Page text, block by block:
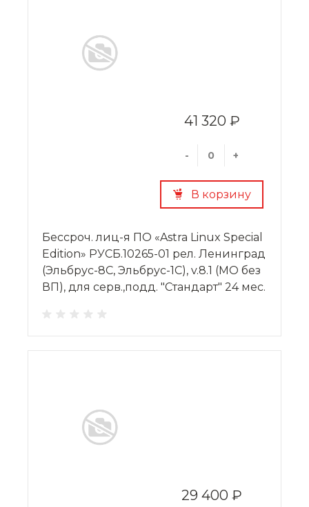
41 320 ₽
- +
В корзину
Бессроч. лиц-я ПО «Astra Linux Special
Edition» РУСБ.10265-01 рел. Ленинград
(Эльбрус-8С, Эльбрус-1С), v.8.1 (МО без
ВП), для серв.,подд. "Стандарт" 24 мес.
29 400 ₽